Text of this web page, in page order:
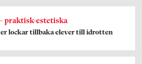
praktisk-estetiska
lockar tillbaka elever till idrotten